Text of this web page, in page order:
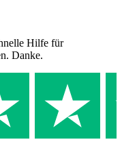
Hilfe für
Danke.